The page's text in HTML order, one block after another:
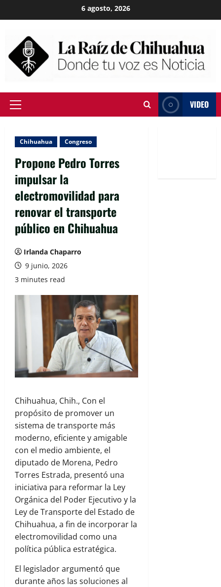
to
6 agosto, 2026
Primary
VIDEO
Chihuahua Congreso
Propone Pedro Torres
impulsar la
electromovilidad para
renovar el transporte
público en Chihuahua
Irlanda Chaparro
9 junio, 2026
3 minutes read
Chihuahua, Chih., Con el
propósito de promover un
sistema de transporte más
moderno, eficiente y amigable
con el medio ambiente, el
diputado de Morena, Pedro
Torres Estrada, presentó una
iniciativa para reformar la Ley
Orgánica del Poder Ejecutivo y la
Ley de Transporte del Estado de
Chihuahua, a fin de incorporar la
electromovilidad como una
política pública estratégica.
El legislador argumentó que
durante años las soluciones al